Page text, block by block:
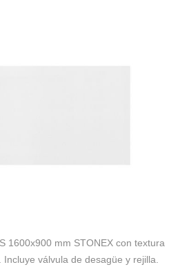
1600x900 mm STONEX con textura
válvula de desagüe y rejilla.